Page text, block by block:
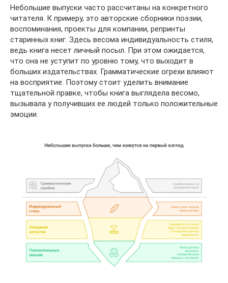
Небольшие выпуски часто рассчитаны на конкретного
читателя. К примеру, это авторские сборники поэзии,
воспоминания, проекты для компании, репринты
старинных книг. Здесь весома индивидуальность стиля,
ведь книга несет личный посыл. При этом ожидается,
что она не уступит по уровню тому, что выходит в
больших издательствах. Грамматические огрехи влияют
на восприятие. Поэтому стоит уделить внимание
тщательной правке, чтобы книга выглядела весомо,
вызывала у получивших ее людей только положительные
эмоции.